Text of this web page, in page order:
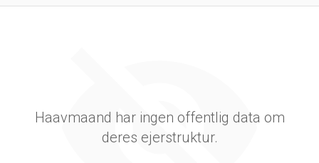
Haavmaand har ingen offentlig data om
deres ejerstruktur.